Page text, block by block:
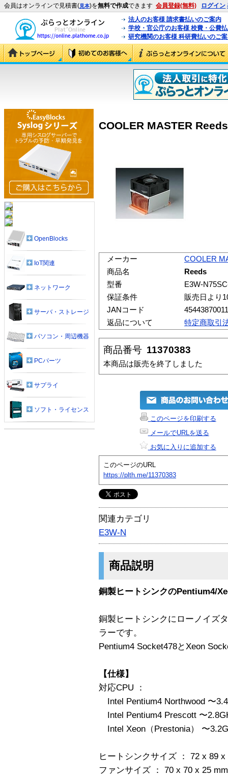
会員はオンラインで見積書(見本)を無料で作成できます 会員登録(無料) ログイン
法人のお客様 請求書払いのご案内
学校・官公庁のお客様 校費・公費
研究機関のお客様 科研費払いのご
COOLER MASTER
メーカー
COOLER
商品名
Reeds
型番
E3W-
保証条件
販売日より
JANコード
返品について
特定商取引
商品番号 11370383
本商品は販売を終了しました
このページを印刷する
メールでURLを送る
お気に入りに追加する
このページのURL
https://plth.me/11370383
関連カテゴリ
E3W-N
商品説明
銅製ヒートシンクのPentium4/
銅製ヒートシンクにローノイズ
ラーです。
Pentium4 Socket478とXeon
【仕様】
対応CPU ：
Intel Pentium4 Northwood 〜
Intel Pentium4 Prescott 〜
Intel Xeon（Prestonia） 〜
ヒートシンクサイズ ： 72 x 89 x
ファンサイズ ： 70 x 70 x 25 mm
OpenBlocks
IoT関連
ネットワーク
サーバ・ストレージ
パソコン・周辺機器
PCパーツ
サプライ
ソフト・ライセンス